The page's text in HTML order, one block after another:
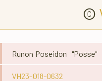
©
Runon Poseidon "Posse"
VH23-018-0632